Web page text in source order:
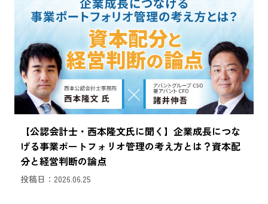
【公認会計士・西本隆文氏に聞く】企業成長につな
げる事業ポートフォリオ管理の考え方とは？資本配
分と経営判断の論点
投稿日：2026.06.25